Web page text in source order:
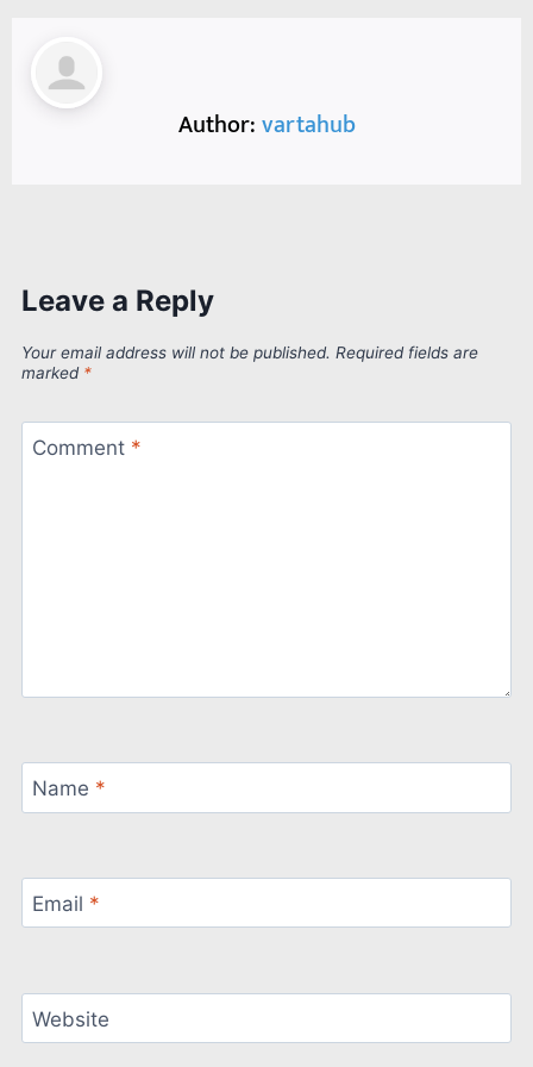
Author:vartahub
Leave a Reply
Your email address will not be published. Required fields are
marked *
Comment *
Name *
Email *
Website